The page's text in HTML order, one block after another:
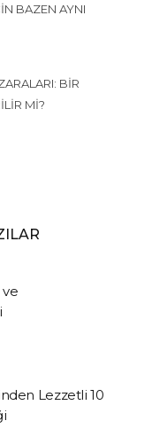
BAZEN AYNI
BIR
MI?
Lezzetli 10